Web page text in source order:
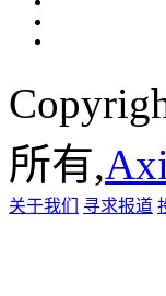
所有,
关于我们 寻求报道